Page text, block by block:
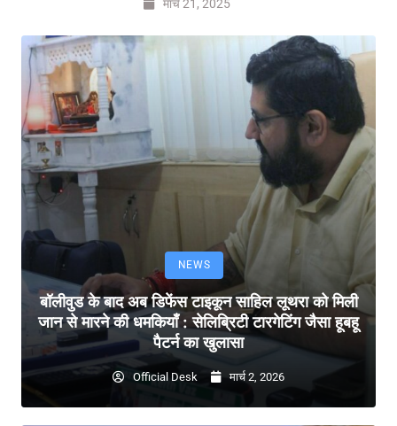
मार्च 21, 2025
NEWS
बॉलीवुड के बाद अब डिफेंस टाइकून साहिल लूथरा को मिली
जान से मारने की धमकियाँ : सेलिब्रिटी टारगेटिंग जैसा हूबहू
पैटर्न का खुलासा
Official Desk मार्च 2, 2026